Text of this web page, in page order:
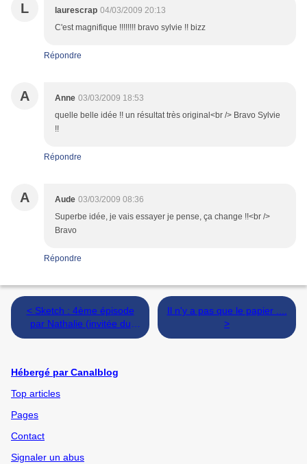
L laurescrap 04/03/2009 20:13
C'est magnifique !!!!!!!! bravo sylvie !! bizz
Répondre
A Anne 03/03/2009 18:53
quelle belle idée !! un résultat très original<br /> Bravo Sylvie
!!
Répondre
A Aude 03/03/2009 08:36
Superbe idée, je vais essayer je pense, ça change !!<br />
Bravo
Répondre
< Sketch : 4ème épisode
par Nathalie (invitée du
mois)
Il n'y a pas que le papier ....
>
Hébergé par Canalblog
Top articles
Pages
Contact
Signaler un abus